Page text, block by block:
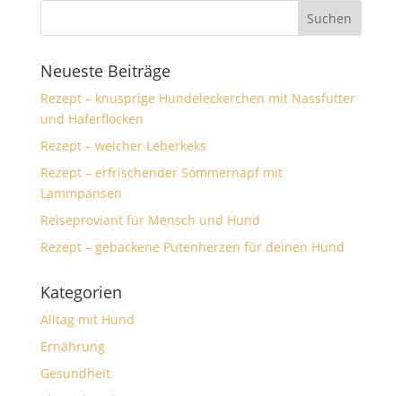
Neueste Beiträge
Rezept – knusprige Hundeleckerchen mit Nassfutter
und Haferflocken
Rezept – weicher Leberkeks
Rezept – erfrischender Sommernapf mit
Lammpansen
Reiseproviant für Mensch und Hund
Rezept – gebackene Putenherzen für deinen Hund
Kategorien
Alltag mit Hund
Ernährung
Gesundheit